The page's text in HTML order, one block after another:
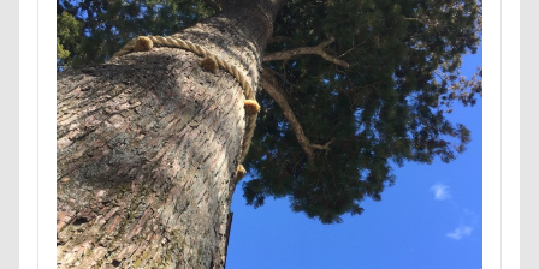
怒られる5秒前
怒らない 忘年会
心雑音
成田山新勝寺
心配無用 心配
心臓病の薬
心大朗くん
微速度撮影 御用
彼岸花
彩湖・道満グリーンパーク
弱点
成田山
成田市
掻き掻き 手編み
接触冷感
接待係
指輪
抱っこ紐
抱きクッション